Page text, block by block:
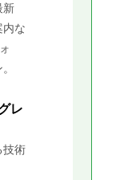
新
内な
レ
技術